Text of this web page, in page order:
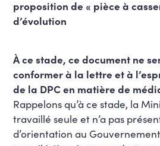
proposition de « pièce à
d’évolution
À ce stade, ce document ne
conformer à la lettre et à
de la DPC en matière de
Rappelons qu’à ce stade, la
travaillé seule et n’a pas
d’orientation au